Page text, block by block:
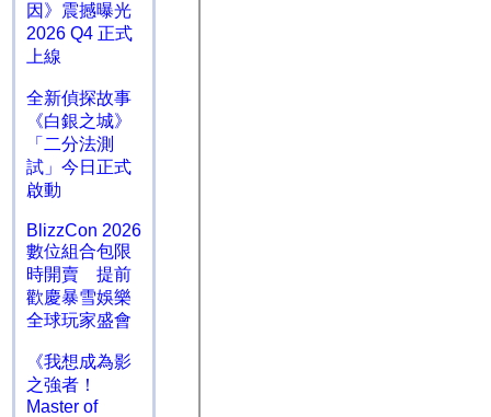
因》震撼曝光
2026 Q4 正式
上線
全新偵探故事
《白銀之城》
「二分法測
試」今日正式
啟動
BlizzCon 2026
數位組合包限
時開賣 提前
歡慶暴雪娛樂
全球玩家盛會
《我想成為影
之強者！
Master of